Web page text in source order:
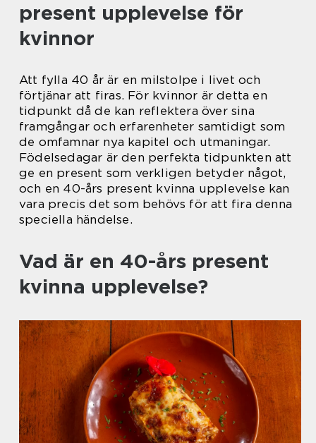
present upplevelse för
kvinnor
Att fylla 40 år är en milstolpe i livet och
förtjänar att firas. För kvinnor är detta en
tidpunkt då de kan reflektera över sina
framgångar och erfarenheter samtidigt som
de omfamnar nya kapitel och utmaningar.
Födelsedagar är den perfekta tidpunkten att
ge en present som verkligen betyder något,
och en 40-års present kvinna upplevelse kan
vara precis det som behövs för att fira denna
speciella händelse.
Vad är en 40-års present
kvinna upplevelse?